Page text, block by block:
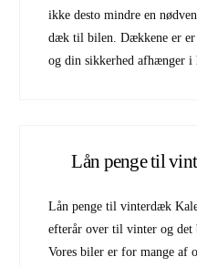
ikke desto mindre en
dæk til bilen. Dækkene er er
og din sikkerhed afhænger
Lån penge til
Lån penge til vinterdæk
efterår over til vinter og det
Vores biler er for mange af